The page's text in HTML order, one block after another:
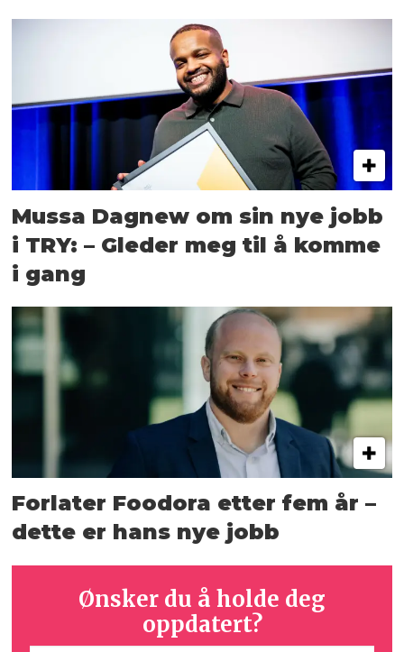
Mussa Dagnew om sin nye jobb
i TRY: – Gleder meg til å komme
i gang
Forlater Foodora etter fem år –
dette er hans nye jobb
Ønsker du å holde deg
oppdatert?